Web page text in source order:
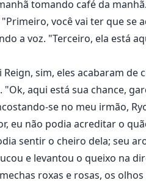
tomando café da
você vai ter que se
a voz. "Terceiro, ela está
sim, eles acabaram
aqui está sua chance,
se no meu irmão,
eu não podia acreditar o
sentir o cheiro dela; seu
e levantou o queixo na
roxas e rosas, os